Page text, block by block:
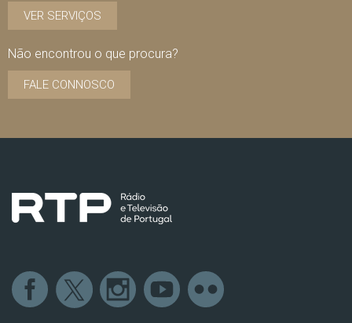
VER SERVIÇOS
Não encontrou o que procura?
FALE CONNOSCO